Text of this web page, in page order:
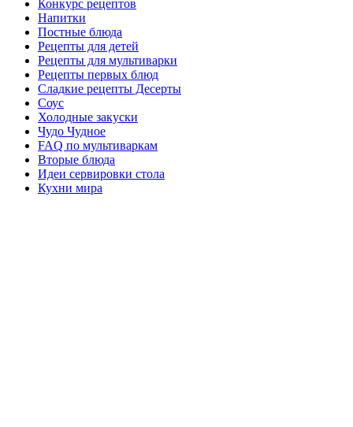
Конкурс рецептов
Напитки
Постные блюда
Рецепты для детей
Рецепты для мультиварки
Рецепты первых блюд
Сладкие рецепты Десерты
Соус
Холодные закуски
Чудо Чудное
FAQ по мультиваркам
Вторые блюда
Идеи сервировки стола
Кухни мира